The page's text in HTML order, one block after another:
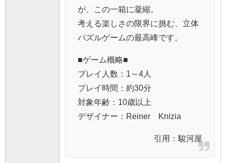
が、この一箱に凝縮。
考える楽しさの限界に挑む、立体
パズルゲームの最高峰です。
■ゲーム概略■
プレイ人数：1～4人
プレイ時間：約30分
対象年齢：10歳以上
デザイナー：Reiner Knizia
引用： 駿河屋